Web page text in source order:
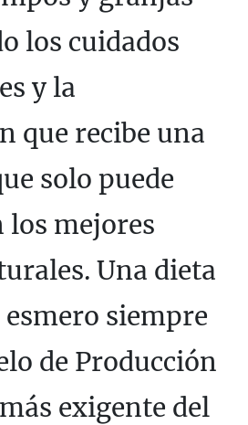
los cuidados
y la
que recibe una
solo puede
mejores
Una dieta
siempre
de Producción
exigente del